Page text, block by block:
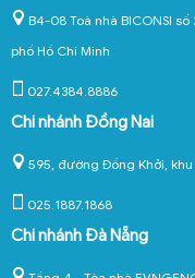
B4-08 Toà nhà BICONSI
phố Hồ Chí Minh
027.4384.8886
Chi nhánh Đồng Nai
595, đường Đồng Khởi,
025.1887.1868
Chi nhánh Đà Nẵng